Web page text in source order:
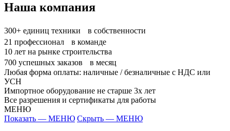
Наша компания
300+ единиц техники в собственности
21 профессионал в команде
10 лет на рынке строительства
700 успешных заказов в месяц
Любая форма оплаты: наличные / безналичные с НДС или
УСН
Импортное оборудование не старше 3х лет
Все разрешения и сертификаты для работы
МЕНЮ
Показать — МЕНЮ Скрыть — МЕНЮ